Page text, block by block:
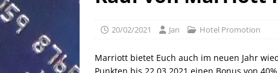
[ 04/04/2026 ] Aktion für die
EXPRESS
20/02/2021 Jan Hotel Promotion
Marriott bietet Euch auch im neuen Jahr